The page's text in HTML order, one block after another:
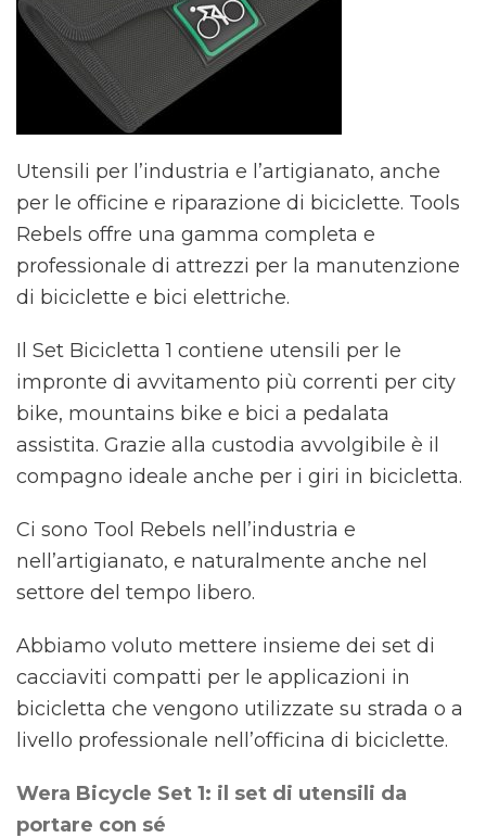
Utensili per l’industria e l’artigianato, anche
per le officine e riparazione di biciclette. Tools
Rebels offre una gamma completa e
professionale di attrezzi per la manutenzione
di biciclette e bici elettriche.
Il Set Bicicletta 1 contiene utensili per le
impronte di avvitamento più correnti per city
bike, mountains bike e bici a pedalata
assistita. Grazie alla custodia avvolgibile è il
compagno ideale anche per i giri in bicicletta.
Ci sono Tool Rebels nell’industria e
nell’artigianato, e naturalmente anche nel
settore del tempo libero.
Abbiamo voluto mettere insieme dei set di
cacciaviti compatti per le applicazioni in
bicicletta che vengono utilizzate su strada o a
livello professionale nell’officina di biciclette.
Wera Bicycle Set 1: il set di utensili da
portare con sé